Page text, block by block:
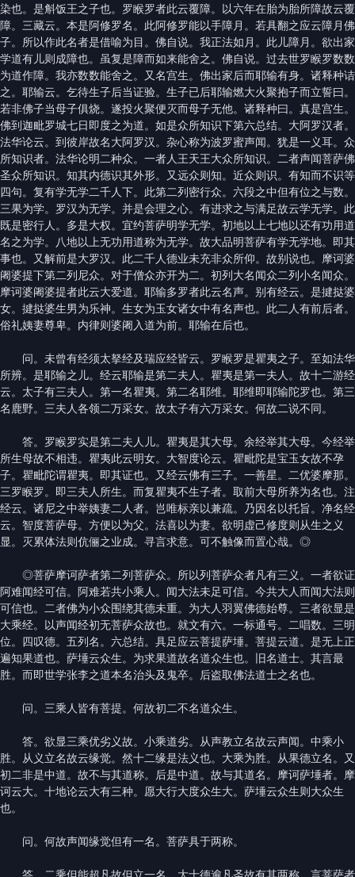
染也。是斛饭王之子也。罗睺罗者此云覆障。以六年在胎为胎所障故云覆
障。三藏云。本是阿修罗名。此阿修罗能以手障月。若具翻之应云障月佛
子。所以作此名者是借喻为目。佛自说。我正法如月。此儿障月。欲出家
学道有儿则成障也。虽复是障而如来能舍之。佛自说。过去世罗睺罗数数
为道作障。我亦数数能舍之。又名宫生。佛出家后而耶输有身。诸释种诘
之。耶输云。乞待生子后当证验。生子已后耶输燃大火聚抱子而立誓曰。
若非佛子当母子俱烧。遂投火聚便灭而母子无他。诸释种曰。真是宫生。
佛到迦毗罗城七日即度之为道。如是众所知识下第六总结。大阿罗汉者。
法华论云。到彼岸故名大阿罗汉。杂心称为波罗蜜声闻。犹是一义耳。众
所知识者。法华论明二种众。一者人王天王大众所知识。二者声闻菩萨佛
圣众所知识。知其内德识其外形。又远众则知。近众则识。有知而不识等
四句。复有学无学二千人下。此第二列密行众。六段之中但有位之与数。
三果为学。罗汉为无学。并是会理之心。有进求之与满足故云学无学。此
既是密行人。多是大权。宜约菩萨明学无学。初地以上七地以还有功用道
名之为学。八地以上无功用道称为无学。故大品明菩萨有学无学地。即其
事也。又解前是大罗汉。此二千人德业未充非众所仰。故别说也。摩诃婆
阇婆提下第二列尼众。对于僧众亦开为二。初列大名闻众二列小名闻众。
摩诃婆阇婆提者此云大爱道。耶输多罗者此云名声。别有经云。是揵挞婆
女。揵挞婆生男为乐神。生女为玉女诸女中有名声也。此二人有前后者。
俗礼姨妻尊卑。内律则婆阇入道为前。耶输在后也。
问。未曾有经须太拏经及瑞应经皆云。罗睺罗是瞿夷之子。至如法华
所辨。是耶输之儿。经云耶输是第二夫人。瞿夷是第一夫人。故十二游经
云。太子有三夫人。第一名瞿夷。第二名耶维。耶维即耶输陀罗也。第三
名鹿野。三夫人各领二万采女。故太子有六万采女。何故二说不同。
答。罗睺罗实是第二夫人儿。瞿夷是其大母。余经举其大母。今经举
所生母故不相违。瞿夷此云明女。大智度论云。瞿毗陀是宝玉女故不孕
子。瞿毗陀谓瞿夷。即其证也。又经云佛有三子。一善星。二优婆摩那。
三罗睺罗。即三夫人所生。而复瞿夷不生子者。取前大母所养为名也。注
经云。诸尼之中举姨妻二人者。岂唯标亲以兼疏。乃因名以托旨。净名经
云。智度菩萨母。方便以为父。法喜以为妻。欲明虚己修度则从生之义
显。灭累体法则伉俪之业成。寻言求意。可不触像而置心哉。◎
◎菩萨摩诃萨者第二列菩萨众。所以列菩萨众者凡有三义。一者欲证
阿难闻经可信。阿难若共小乘人。闻大法未足可信。今共大人而闻大法则
可信也。二者佛为小众围绕其德未重。为大人羽翼佛德始尊。三者欲显是
大乘经。以声闻经初无菩萨众故也。就文有六。一标通号。二唱数。三明
位。四叹德。五列名。六总结。具足应云菩提萨埵。菩提云道。是无上正
遍知果道也。萨埵云众生。为求果道故名道众生也。旧名道士。其言最
胜。而即世学张李之道本名治头及鬼卒。后盗取佛法道士之名也。
问。三乘人皆有菩提。何故初二不名道众生。
答。欲显三乘优劣义故。小乘道劣。从声教立名故云声闻。中乘小
胜。从义立名故云缘觉。然十二缘是法义也。大乘为胜。从果德立名。又
初二非是中道。故不与其道称。后是中道。故与其道名。摩诃萨埵者。摩
诃云大。十地论云大有三种。愿大行大度众生大。萨埵云众生则大众生
也。
问。何故声闻缘觉但有一名。菩萨具于两称。
答。二乘但能超凡故但立一名。大士德逾凡圣故有其两称。言菩萨者